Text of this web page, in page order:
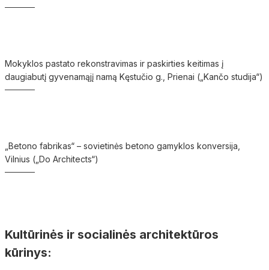
Mokyklos pastato rekonstravimas ir paskirties keitimas į
daugiabutį gyvenamąjį namą Kęstučio g., Prienai („Kančo studija“)
„Betono fabrikas“ – sovietinės betono gamyklos konversija,
Vilnius („Do Architects“)
Kultūrinės ir socialinės architektūros
kūrinys: